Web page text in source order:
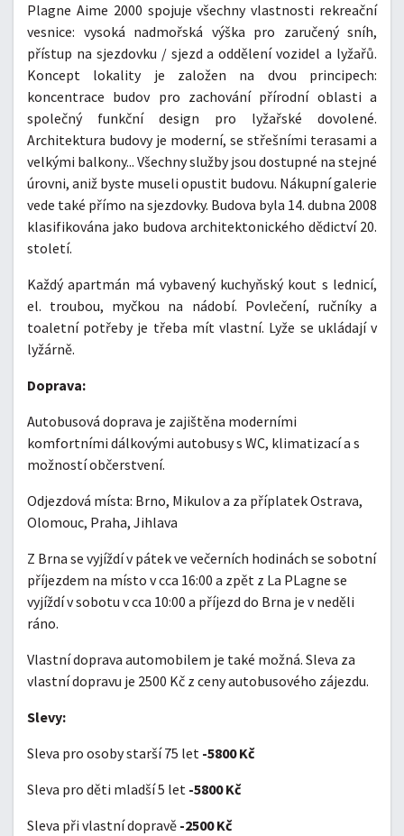
Plagne Aime 2000 spojuje všechny vlastnosti rekreační
vesnice: vysoká nadmořská výška pro zaručený sníh,
přístup na sjezdovku / sjezd a oddělení vozidel a lyžařů.
Koncept lokality je založen na dvou principech:
koncentrace budov pro zachování přírodní oblasti a
společný funkční design pro lyžařské dovolené.
Architektura budovy je moderní, se střešními terasami a
velkými balkony... Všechny služby jsou dostupné na stejné
úrovni, aniž byste museli opustit budovu. Nákupní galerie
vede také přímo na sjezdovky. Budova byla 14. dubna 2008
klasifikována jako budova architektonického dědictví 20.
století.
Každý apartmán má vybavený kuchyňský kout s lednicí,
el. troubou, myčkou na nádobí. Povlečení, ručníky a
toaletní potřeby je třeba mít vlastní. Lyže se ukládají v
lyžárně.
Doprava:
Autobusová doprava je zajištěna moderními
komfortními dálkovými autobusy s WC, klimatizací a s
možností občerstvení.
Odjezdová místa: Brno, Mikulov a za příplatek Ostrava,
Olomouc, Praha, Jihlava
Z Brna se vyjíždí v pátek ve večerních hodinách se sobotní
příjezdem na místo v cca 16:00 a zpět z La PLagne se
vyjíždí v sobotu v cca 10:00 a příjezd do Brna je v neděli
ráno.
Vlastní doprava automobilem je také možná. Sleva za
vlastní dopravu je 2500 Kč z ceny autobusového zájezdu.
Slevy:
Sleva pro osoby starší 75 let -5800 Kč
Sleva pro děti mladší 5 let -5800 Kč
Sleva při vlastní dopravě -2500 Kč